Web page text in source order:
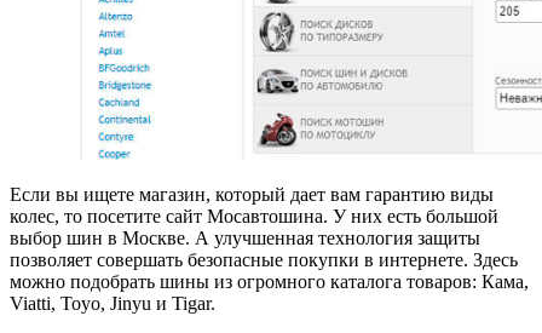
Если вы ищете магазин, который дает вам гарантию виды
колес, то посетите сайт Мосавтошина. У них есть большой
выбор шин в Москве. А улучшенная технология защиты
позволяет совершать безопасные покупки в интернете. Здесь
можно подобрать шины из огромного каталога товаров: Кама,
Viatti, Toyo, Jinyu и Tigar.